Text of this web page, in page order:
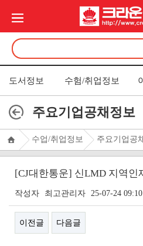
도서정보 수험/취업정보
주요기업공채정보
수업/취업정보 주요기업공
[CJ대한통운] 신LMD 지역인
작성자 최고관리자 25-07-24 09:10
이전글 다음글